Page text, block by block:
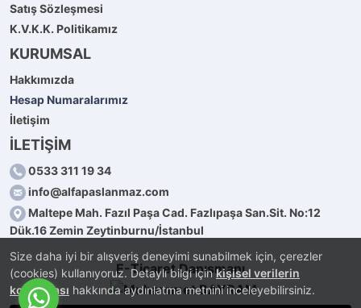
Size daha iyi bir alışveriş deneyimi sunabilmek için, çerezler
(cookies) kullanıyoruz. Detaylı bilgi içinkişisel verilerin
korunması hakkında aydınlatma metnini inceleyebilirsiniz.
Satış Sözleşmesi
K.V.K.K. Politikamız
KURUMSAL
Hakkımızda
Hesap Numaralarımız
İletişim
İLETİŞİM
0533 311 19 34
info@alfapaslanmaz.com
Maltepe Mah. Fazıl Paşa Cad. Fazlıpaşa San.Sit. No:12
Dük.16 Zemin Zeytinburnu/İstanbul
E-Ticaret Danışmanı